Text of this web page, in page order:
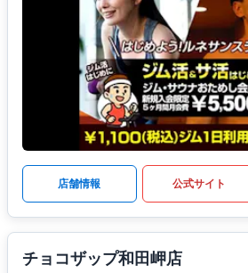
店舗情報 公式サイト
チョコザップ和田岬店